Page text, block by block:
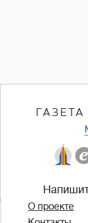
О проекте